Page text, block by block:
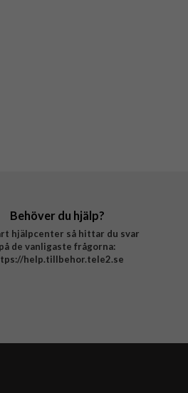
Behöver du hjälp?
hjälpcenter så hittar du svar
på de vanligaste frågorna:
help.tillbehor.tele2.se